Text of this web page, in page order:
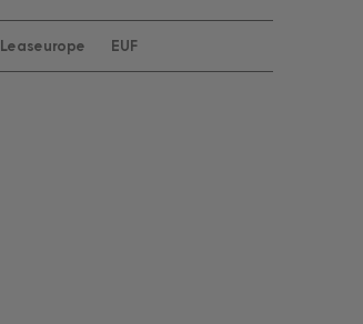
Leaseurope EUF